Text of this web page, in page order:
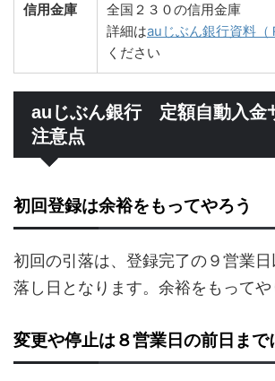
信用金庫
全国２３０の信用金庫
詳細はauじぶん銀行資料（
ください
auじぶん銀行 定額自動入金
注意点
初回登録は余裕をもってやろう
初回の引落は、登録完了の９営業日
落し日となります。余裕をもってや
変更や停止は８営業日の前日まで